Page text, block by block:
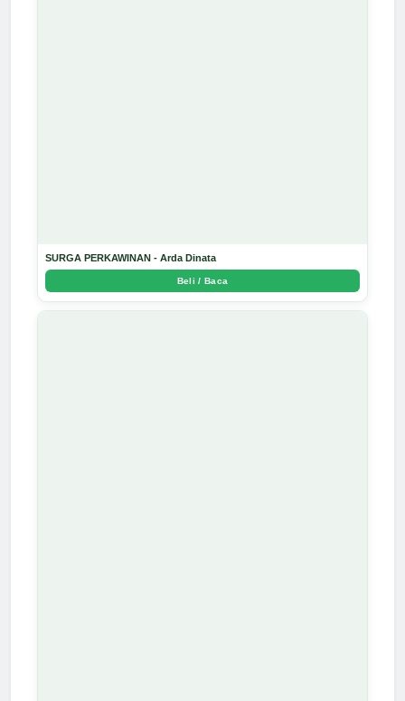
SURGA PERKAWINAN - Arda Dinata
Beli / Baca